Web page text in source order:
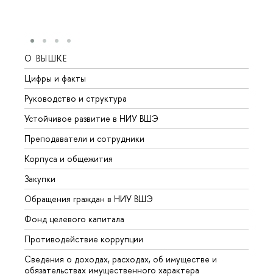
О ВЫШКЕ
Цифры и факты
Руководство и структура
Устойчивое развитие в НИУ ВШЭ
Преподаватели и сотрудники
Корпуса и общежития
Закупки
Обращения граждан в НИУ ВШЭ
Фонд целевого капитала
Противодействие коррупции
Сведения о доходах, расходах, об имуществе и
обязательствах имущественного характера